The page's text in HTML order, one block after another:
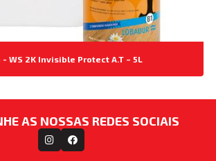
- WS 2K Invisible Protect A.T – 5L
AS NOSSAS REDES SOCIAIS